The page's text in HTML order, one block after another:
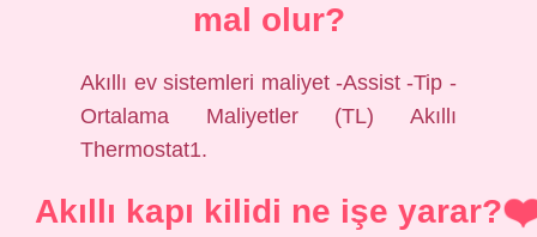
mal olur?
Akıllı ev sistemleri maliyet -Assist -Tip -
Ortalama Maliyetler (TL) Akıllı
Thermostat1.
Akıllı kapı kilidi ne işe yarar?